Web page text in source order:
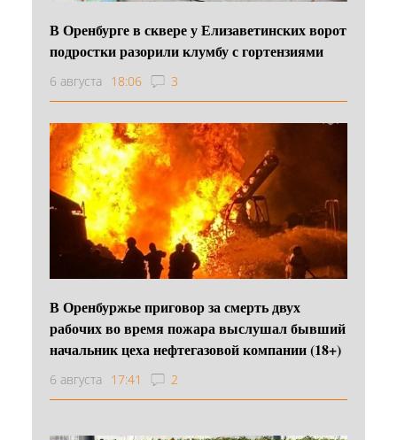
В Оренбурге в сквере у Елизаветинских ворот
подростки разорили клумбу с гортензиями
6 августа 18:06 3
В Оренбуржье приговор за смерть двух
рабочих во время пожара выслушал бывший
начальник цеха нефтегазовой компании (18+)
6 августа 17:41 2